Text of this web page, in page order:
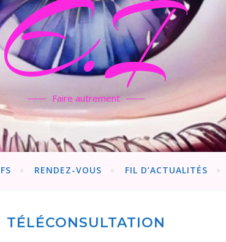
E.I
Faire autrement
RENDEZ-VOUS FIL D’ACTUALITÉS
TÉLÉCONSULTATION